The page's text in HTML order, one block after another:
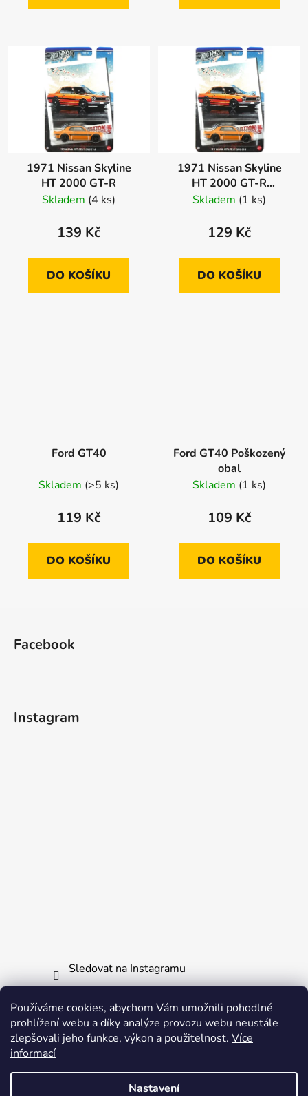
Používáme cookies, abychom Vám umožnili pohodlné
prohlížení webu a díky analýze provozu webu neustále
zlepšovali jeho funkce, výkon a použitelnost. Více
informací
Nastavení
1971 Nissan Skyline
HT 2000 GT-R
Skladem (4 ks)
139 Kč
DO KOŠÍKU
1971 Nissan Skyline
HT 2000 GT-R
Poškozený obal
Skladem (1 ks)
129 Kč
DO KOŠÍKU
Ford GT40
Skladem (>5 ks)
119 Kč
DO KOŠÍKU
Ford GT40 Poškozený
obal
Skladem (1 ks)
109 Kč
DO KOŠÍKU
Facebook
Instagram
Sledovat na Instagramu
Informace pro vás
Obchodní podmínky